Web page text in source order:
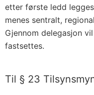
etter første ledd
menes sentralt,
Gjennom delegasjon
fastsettes.
Til § 23